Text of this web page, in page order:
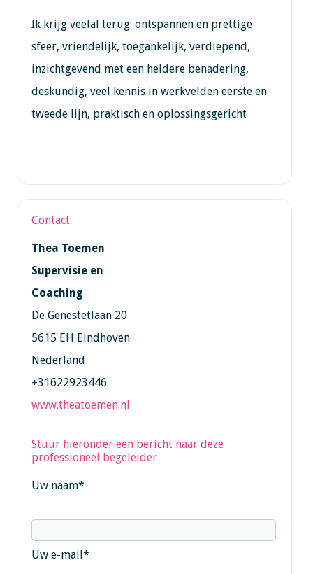
Ik krijg veelal terug: ontspannen en prettige
sfeer, vriendelijk, toegankelijk, verdiepend,
inzichtgevend met een heldere benadering,
deskundig, veel kennis in werkvelden eerste en
tweede lijn, praktisch en oplossingsgericht
Contact
Thea Toemen
Supervisie en
Coaching
De Genestetlaan 20
5615 EH Eindhoven
Nederland
+31622923446
www.theatoemen.nl
Stuur hieronder een bericht naar deze
professioneel begeleider
Uw naam*
Uw e-mail*